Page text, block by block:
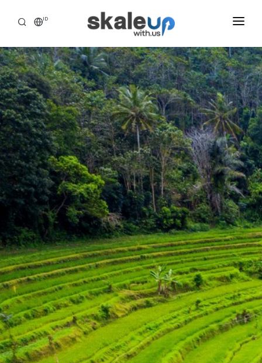
ID
INDUSTRIES
BUSINESS HEALTH SCANNING
HOW WE HELP
INSIGHT
ABOUT
CAREER
TOOLS ASSESSMENT